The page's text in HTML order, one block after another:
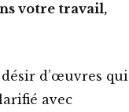
votre travail,
d’œuvres qui
avec